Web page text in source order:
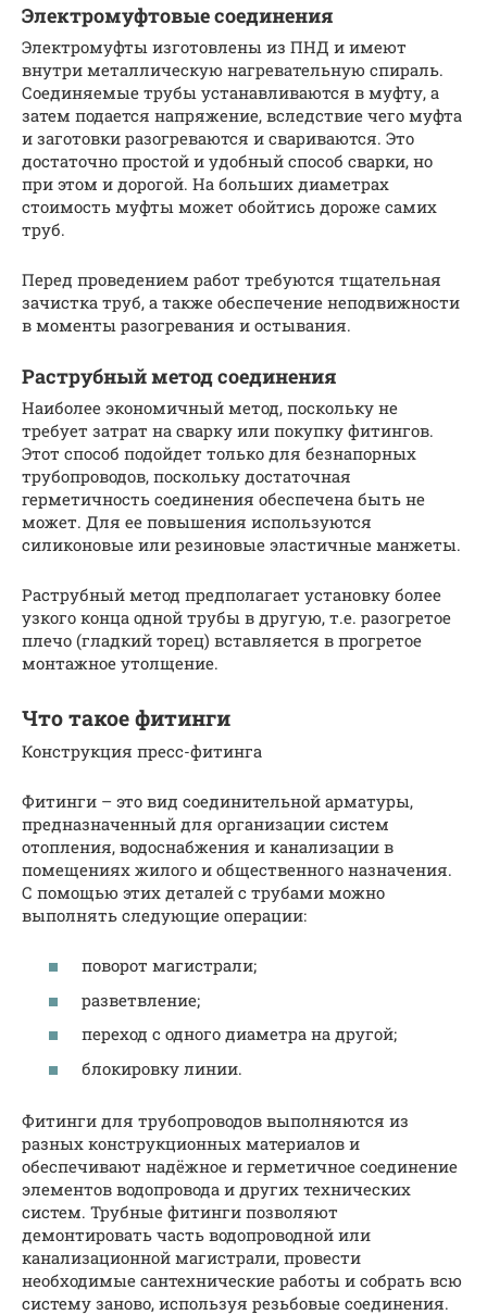
Электромуфтовые соединения
Электромуфты изготовлены из ПНД и имеют
внутри металлическую нагревательную спираль.
Соединяемые трубы устанавливаются в муфту, а
затем подается напряжение, вследствие чего муфта
и заготовки разогреваются и свариваются. Это
достаточно простой и удобный способ сварки, но
при этом и дорогой. На больших диаметрах
стоимость муфты может обойтись дороже самих
труб.
Перед проведением работ требуются тщательная
зачистка труб, а также обеспечение неподвижности
в моменты разогревания и остывания.
Раструбный метод соединения
Наиболее экономичный метод, поскольку не
требует затрат на сварку или покупку фитингов.
Этот способ подойдет только для безнапорных
трубопроводов, поскольку достаточная
герметичность соединения обеспечена быть не
может. Для ее повышения используются
силиконовые или резиновые эластичные манжеты.
Раструбный метод предполагает установку более
узкого конца одной трубы в другую, т.е. разогретое
плечо (гладкий торец) вставляется в прогретое
монтажное утолщение.
Что такое фитинги
Конструкция пресс-фитинга
Фитинги – это вид соединительной арматуры,
предназначенный для организации систем
отопления, водоснабжения и канализации в
помещениях жилого и общественного назначения.
С помощью этих деталей с трубами можно
выполнять следующие операции:
поворот магистрали;
разветвление;
переход с одного диаметра на другой;
блокировку линии.
Фитинги для трубопроводов выполняются из
разных конструкционных материалов и
обеспечивают надёжное и герметичное соединение
элементов водопровода и других технических
систем. Трубные фитинги позволяют
демонтировать часть водопроводной или
канализационной магистрали, провести
необходимые сантехнические работы и собрать всю
систему заново, используя резьбовые соединения.